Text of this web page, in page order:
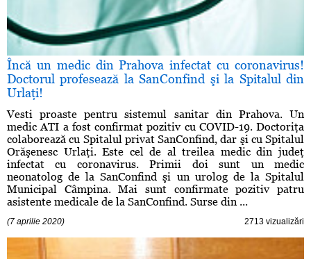
Încă un medic din Prahova infectat cu coronavirus!
Doctorul profesează la SanConfind şi la Spitalul din
Urlaţi!
Vesti proaste pentru sistemul sanitar din Prahova. Un
medic ATI a fost confirmat pozitiv cu COVID-19. Doctoriţa
colaborează cu Spitalul privat SanConfind, dar şi cu Spitalul
Orăşenesc Urlaţi. Este cel de al treilea medic din judeţ
infectat cu coronavirus. Primii doi sunt un medic
neonatolog de la SanConfind şi un urolog de la Spitalul
Municipal Câmpina. Mai sunt confirmate pozitiv patru
asistente medicale de la SanConfind. Surse din ...
(7 aprilie 2020) 2713 vizualizări